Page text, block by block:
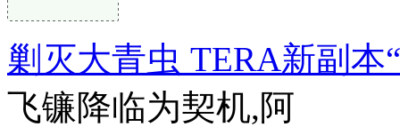
剿灭大青虫 TERA新副本
飞镰降临为契机,阿